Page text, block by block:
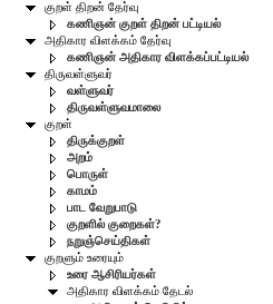
குறள் திறன் தேர்வு
கணிஞன் குறள் திறன் பட்டியல்
அதிகார விளக்கம் தேர்வு
கணிஞன் அதிகார விளக்கப்பட்டியல்
திருவள்ளுவர்
வள்ளுவர்
திருவள்ளுவமாலை
குறள்
திருக்குறள்
அறம்
பொருள்
காமம்
பாட வேறுபாடு
குறளில் குறைகள்?
நறுஞ்செய்திகள்
குறளும் உரையும்
உரை ஆசிரியர்கள்
அதிகார விளக்கம் தேடல்